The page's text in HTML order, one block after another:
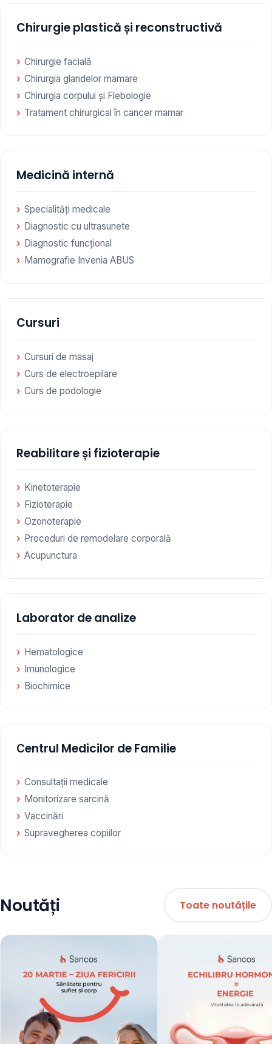
Chirurgie plastică și reconstructivă
Chirurgie facială
Chirurgia glandelor mamare
Chirurgia corpului și Flebologie
Tratament chirurgical în cancer mamar
Medicină internă
Specialități medicale
Diagnostic cu ultrasunete
Diagnostic funcțional
Mamografie Invenia ABUS
Cursuri
Cursuri de masaj
Curs de electroepilare
Curs de podologie
Reabilitare și fizioterapie
Kinetoterapie
Fizioterapie
Ozonoterapie
Proceduri de remodelare corporală
Acupunctura
Laborator de analize
Hematologice
Imunologice
Biochimice
Сentrul Medicilor de Familie
Consultații medicale
Monitorizare sarcină
Vaccinări
Supravegherea copiilor
Noutăți Toate noutățile